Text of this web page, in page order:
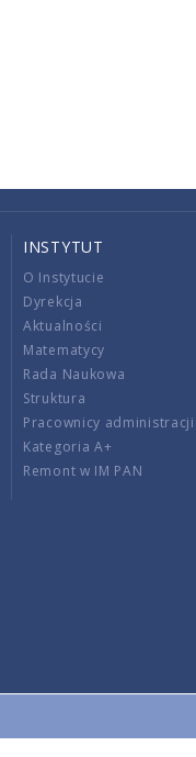
INSTYTUT
O Instytucie
Dyrekcja
Aktualności
Matematycy
Rada Naukowa
Struktura
Pracownicy administracji
Kategoria A+
Remont w IM PAN